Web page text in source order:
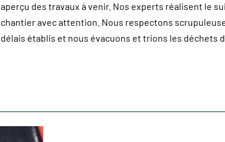
aperçu des travaux à venir. Nos experts réalisent le
chantier avec attention. Nous respectons
délais établis et nous évacuons et trions les déchets